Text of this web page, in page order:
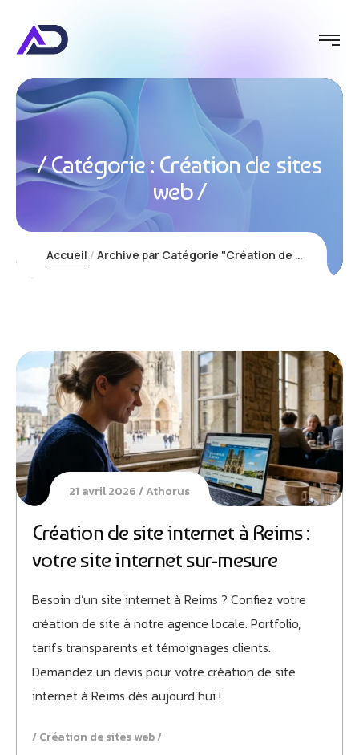
Catégorie : Création de sites
web
Accueil Archive par Catégorie "Création de sites web"
21 avril 2026 Athorus
Création de site internet à Reims :
votre site internet sur-mesure
Besoin d’un site internet à Reims ? Confiez votre
création de site à notre agence locale. Portfolio,
tarifs transparents et témoignages clients.
Demandez un devis pour votre création de site
internet à Reims dès aujourd’hui !
Création de sites web